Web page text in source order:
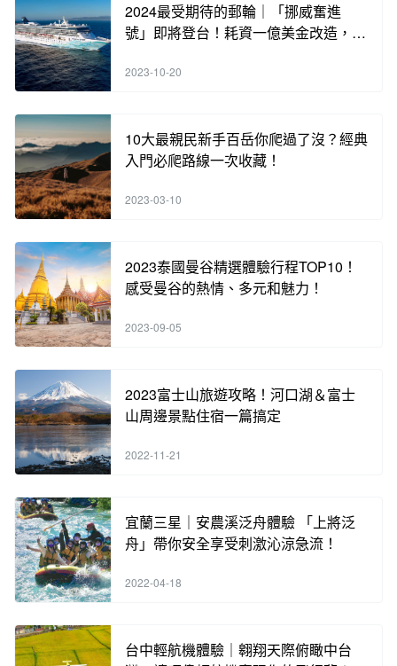
2024最受期待的郵輪｜「挪威奮進
號」即將登台！耗資一億美金改造，含
手刀搶訂中！
2023-10-20
10大最親民新手百岳你爬過了沒？經典
入門必爬路線一次收藏！
2023-03-10
2023泰國曼谷精選體驗行程TOP10！
感受曼谷的熱情、多元和魅力！
2023-09-05
2023富士山旅遊攻略！河口湖＆富士
山周邊景點住宿一篇搞定
2022-11-21
宜蘭三星｜安農溪泛舟體驗 「上將泛
舟」帶你安全享受刺激沁涼急流！
2022-04-18
台中輕航機體驗｜翱翔天際俯瞰中台